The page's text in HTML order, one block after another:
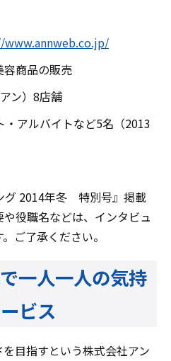
容商品の販売
ン）8店舗
アルバイトなど5名（2013
グ 2014年冬 特別号』掲載
役職名などは、インタビュ
ご了承ください。
一人一人の気持
ビス
目指すという株式会社アン